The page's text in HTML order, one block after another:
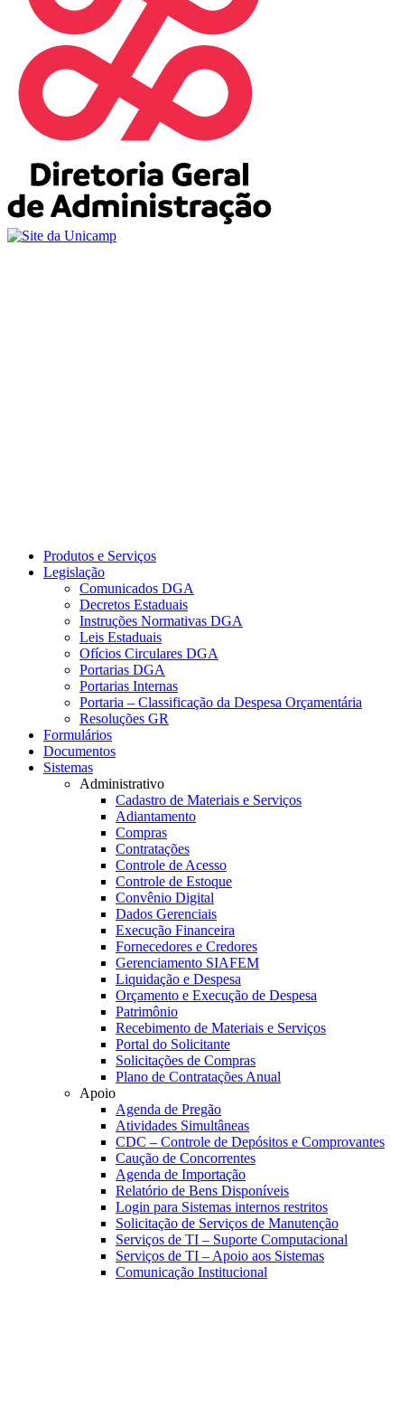
Produtos e Serviços
Legislação
Comunicados DGA
Decretos Estaduais
Instruções Normativas DGA
Leis Estaduais
Ofícios Circulares DGA
Portarias DGA
Portarias Internas
Portaria – Classificação da Despesa Orçamentária
Resoluções GR
Formulários
Documentos
Sistemas
Administrativo
Cadastro de Materiais e Serviços
Adiantamento
Compras
Contratações
Controle de Acesso
Controle de Estoque
Convênio Digital
Dados Gerenciais
Execução Financeira
Fornecedores e Credores
Gerenciamento SIAFEM
Liquidação e Despesa
Orçamento e Execução de Despesa
Patrimônio
Recebimento de Materiais e Serviços
Portal do Solicitante
Solicitações de Compras
Plano de Contratações Anual
Apoio
Agenda de Pregão
Atividades Simultâneas
CDC – Controle de Depósitos e Comprovantes
Caução de Concorrentes
Agenda de Importação
Relatório de Bens Disponíveis
Login para Sistemas internos restritos
Solicitação de Serviços de Manutenção
Serviços de TI – Suporte Computacional
Serviços de TI – Apoio aos Sistemas
Comunicação Institucional